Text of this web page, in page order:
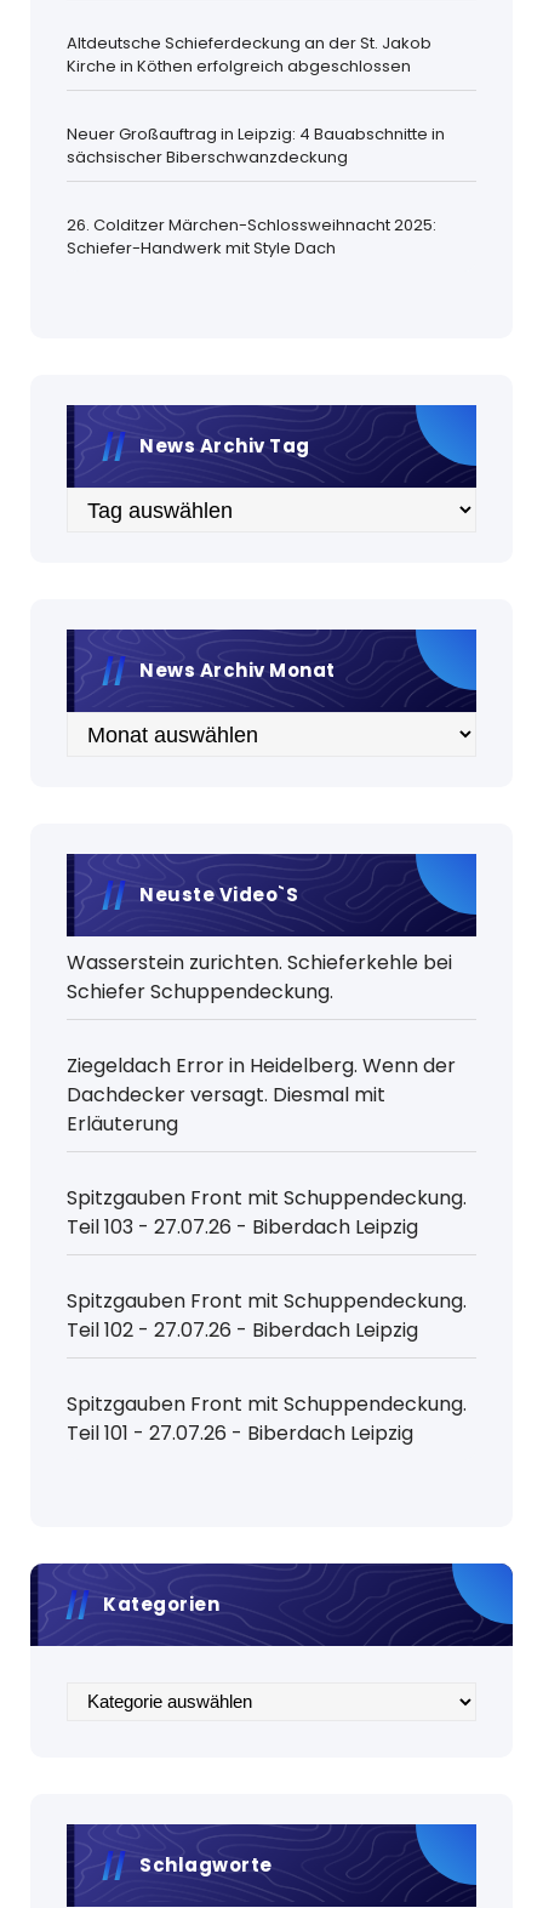
Altdeutsche Schieferdeckung an der St. Jakob
Kirche in Köthen erfolgreich abgeschlossen
Neuer Großauftrag in Leipzig: 4 Bauabschnitte in
sächsischer Biberschwanzdeckung
26. Colditzer Märchen-Schlossweihnacht 2025:
Schiefer-Handwerk mit Style Dach
News Archiv Tag
Archiv
News Archiv Monat
Archiv
Neuste Video`s
Wasserstein zurichten. Schieferkehle bei
Schiefer Schuppendeckung.
Ziegeldach Error in Heidelberg. Wenn der
Dachdecker versagt. Diesmal mit
Erläuterung
Spitzgauben Front mit Schuppendeckung.
Teil 103 - 27.07.26 - Biberdach Leipzig
Spitzgauben Front mit Schuppendeckung.
Teil 102 - 27.07.26 - Biberdach Leipzig
Spitzgauben Front mit Schuppendeckung.
Teil 101 - 27.07.26 - Biberdach Leipzig
Kategorien
Kategorien
Schlagworte